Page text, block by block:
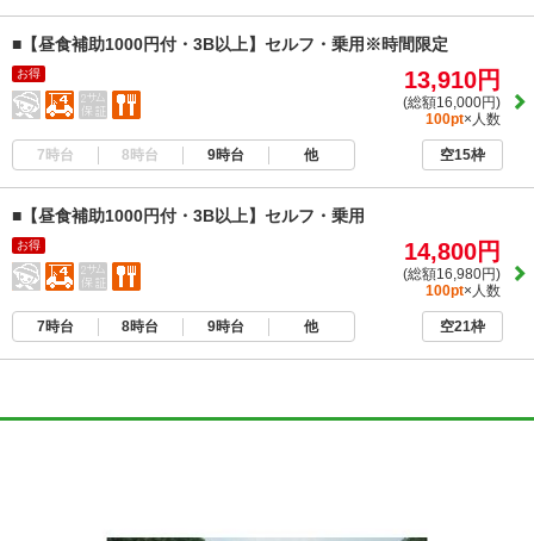
■【昼食補助1000円付・3B以上】セルフ・乗用※時間限定
お得 13,910円
(総額16,000円)
100pt×人数
7時台 8時台 9時台 他 空15枠
■【昼食補助1000円付・3B以上】セルフ・乗用
お得 14,800円
(総額16,980円)
100pt×人数
7時台 8時台 9時台 他 空21枠